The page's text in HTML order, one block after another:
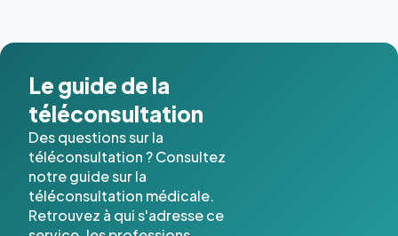
Le guide de la
téléconsultation
Des questions sur la
téléconsultation ? Consultez
notre guide sur la
téléconsultation médicale.
Retrouvez à qui s'adresse ce